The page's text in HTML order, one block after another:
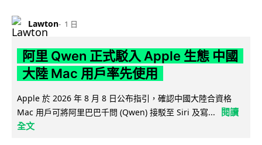
Lawton 1 日
阿里 Qwen 正式駁入 Apple 生態 中國
大陸 Mac 用戶率先使用
Apple 於 2026 年 8 月 8 日公布指引，確認中國大陸合資格
Mac 用戶可將阿里巴巴千問 (Qwen) 接駁至 Siri 及寫...
閱讀
全文